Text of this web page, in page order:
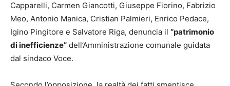
Capparelli, Carmen Giancotti, Giuseppe Fiorino, Fabrizio
Meo, Antonio Manica, Cristian Palmieri, Enrico Pedace,
Igino Pingitore e Salvatore Riga, denuncia il “patrimonio
di inefficienze” dell’Amministrazione comunale guidata
dal sindaco Voce.